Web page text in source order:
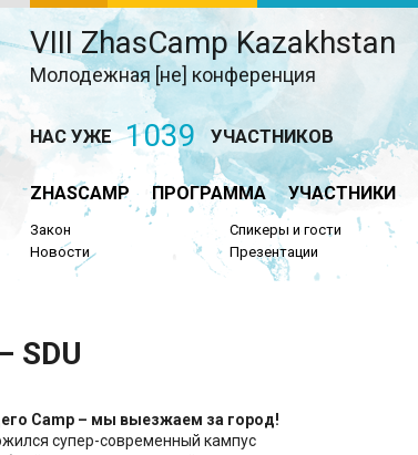
VIII ZhasCamp Kazakhstan
Молодежная [не] конференция
НАС УЖЕ 1039 УЧАСТНИКОВ
ZHASCAMP ПРОГРАММА УЧАСТНИКИ
Закон
Новости
Спикеры и гости
Презентации
SDU
Camp – мы выезжаем за город!
супер-современный кампус